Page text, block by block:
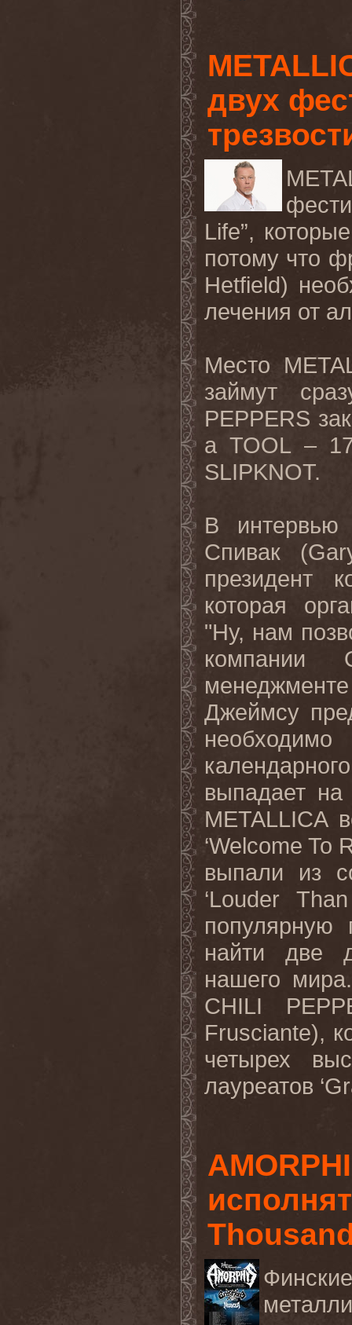
двух
Life”,
потому что
Hetfield)
лечения от
Место
займут
PEPPERS
а TOOL –
SLIPKNOT.
В интервью
Спивак
президент
которая
"Ну, нам
компании
Джеймсу
выпадает
METALLICA
‘Welcome To
выпали из
‘Louder
найти две
нашего
CHILI
Frusciante),
четырех
лауреатов